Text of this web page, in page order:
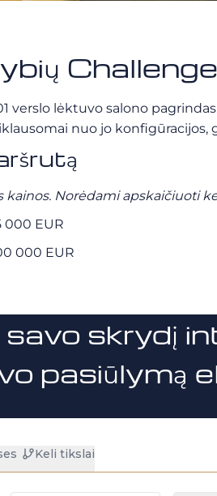
verslo lėktuvo salono
nuo jo
kainos. Norėdami apskaičiuoti
000 EUR
000 EUR
skrydį
pasiūlymą